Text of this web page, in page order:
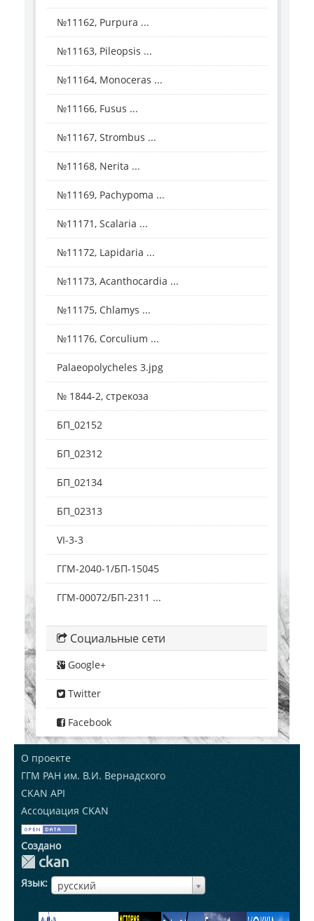
№11162, Purpura ...
№11163, Pileopsis ...
№11164, Monoceras ...
№11166, Fusus ...
№11167, Strombus ...
№11168, Nerita ...
№11169, Pachypoma ...
№11171, Scalaria ...
№11172, Lapidaria ...
№11173, Acanthocardia ...
№11175, Chlamys ...
№11176, Corculium ...
Palaeopolycheles 3.jpg
№ 1844-2, стрекоза
БП_02152
БП_02312
БП_02134
БП_02313
VI-3-3
ГГМ-2040-1/БП-15045
ГГМ-00072/БП-2311 ...
Социальные сети
Google+
Twitter
Facebook
О проекте
ГГМ РАН им. В.И. Вернадского
CKAN API
Ассоциация CKAN
Создано
Язык русский
ЯзыкЯзык